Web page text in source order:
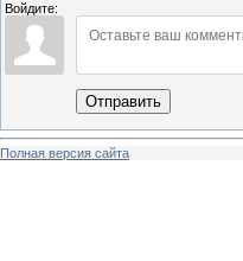
Войдите:
Отправить
Полная версия сайта